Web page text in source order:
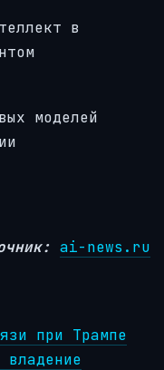
в
моделей
ai-news.ru
при Трампе
владение